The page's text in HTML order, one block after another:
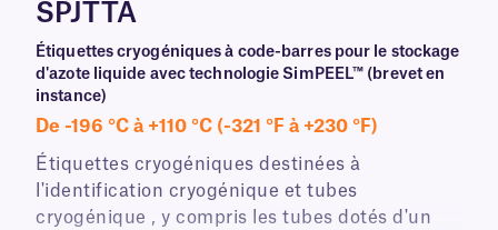
SPJTTA
Étiquettes cryogéniques à code-barres pour le stockage
d'azote liquide avec technologie SimPEEL™ (brevet en
instance)
De -196 °C à +110 °C (-321 °F à +230 °F)
Étiquettes cryogéniques destinées à
l'identification cryogénique et tubes
cryogénique , y compris les tubes dotés d'un